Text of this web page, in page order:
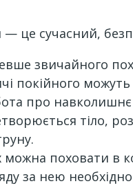
— це сучасний,
звичайного
покійного
про навколишнє
тіло,
можна поховати в
за нею